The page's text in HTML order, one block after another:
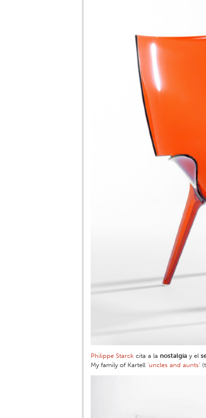
Philippe Starck cita a la nostalgia y el
My family of Kartell ‘uncles and aunts’